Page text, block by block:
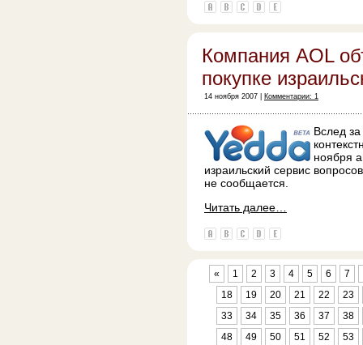
Компания AOL
покупке
14 ноября 2007 | Комментарии: 1
Вслед
ноября
израильский сервис
не сообщается.
Читать далее…
« 1 2 3 4 5 6 7
18
19 20 21 22
23
33
34 35 36 37
38
48
49 50 51 52
53